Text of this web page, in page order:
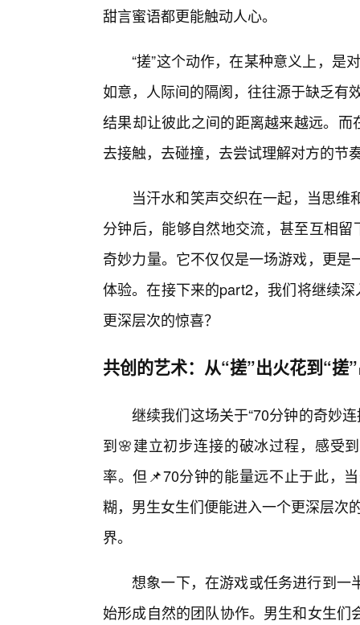
甜言蜜语都更能触动人心。
“搓”这个动作，在某种意义上，是
如意，人际间的隔阂，往往源于缺乏有
结果却让彼此之间的距离越来越远。而
去接触，去碰撞，去尝试理解对方的节
当汗水和笑声交织在一起，当思
分钟后，能够自然地交流，甚至互相
奇妙力量。它不仅仅是一场游戏，更
体验。在接下来的part2，我们将继续
更深层次的惊喜？
共创的艺术：从“搓”出火花到“搓
继续我们这场关于“70分钟的奇妙
到🌸建立初步连接的破冰过程，感受
率。但📌70分钟的能量远不止于此，
糊，男生女生们便能进入一个更深层次
界。
想象一下，在游戏或任务进行到一
始形成自然的团队协作。男生和女生